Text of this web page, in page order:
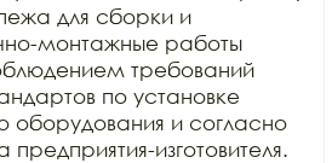
для сборки и
монтажные работы
требований
по установке
оборудования и согласно
изготовителя.